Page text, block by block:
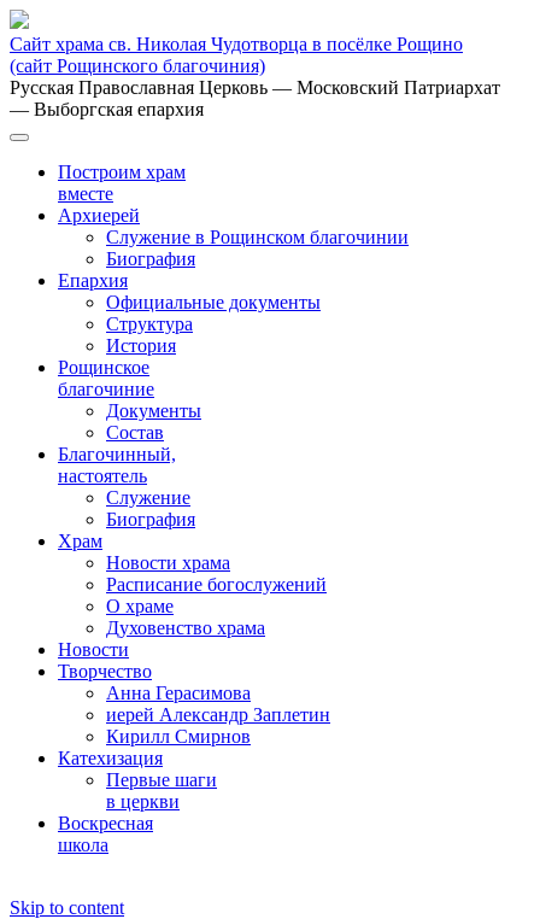
Сайт храма св. Николая Чудотворца в посёлке Рощино
(сайт Рощинского благочиния)
Русская Православная Церковь — Московский Патриархат
— Выборгская епархия
Построим храм
вместе
Архиерей
Служение в Рощинском благочинии
Биография
Епархия
Официальные документы
Структура
История
Рощинское
благочиние
Документы
Состав
Благочинный,
настоятель
Служение
Биография
Храм
Новости храма
Расписание богослужений
О храме
Духовенство храма
Новости
Творчество
Анна Герасимова
иерей Александр Заплетин
Кирилл Смирнов
Катехизация
Первые шаги
в церкви
Воскресная
школа
Skip to content